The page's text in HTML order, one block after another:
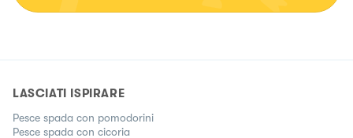
LASCIATI ISPIRARE
Pesce spada con pomodorini
Pesce spada con cicoria